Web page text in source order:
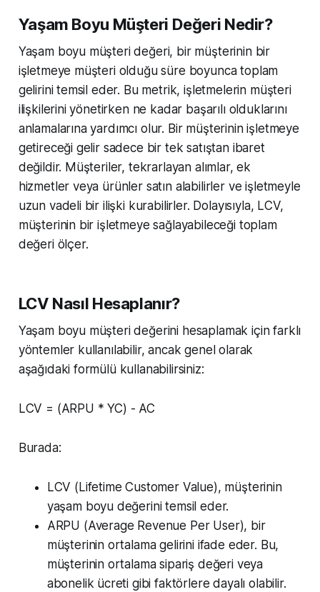
Yaşam Boyu Müşteri Değeri Nedir?
Yaşam boyu müşteri değeri, bir müşterinin bir
işletmeye müşteri olduğu süre boyunca toplam
gelirini temsil eder. Bu metrik, işletmelerin müşteri
ilişkilerini yönetirken ne kadar başarılı olduklarını
anlamalarına yardımcı olur. Bir müşterinin işletmeye
getireceği gelir sadece bir tek satıştan ibaret
değildir. Müşteriler, tekrarlayan alımlar, ek
hizmetler veya ürünler satın alabilirler ve işletmeyle
uzun vadeli bir ilişki kurabilirler. Dolayısıyla, LCV,
müşterinin bir işletmeye sağlayabileceği toplam
değeri ölçer.
LCV Nasıl Hesaplanır?
Yaşam boyu müşteri değerini hesaplamak için farklı
yöntemler kullanılabilir, ancak genel olarak
aşağıdaki formülü kullanabilirsiniz:
LCV = (ARPU * YC) - AC
Burada:
LCV (Lifetime Customer Value), müşterinin
yaşam boyu değerini temsil eder.
ARPU (Average Revenue Per User), bir
müşterinin ortalama gelirini ifade eder. Bu,
müşterinin ortalama sipariş değeri veya
abonelik ücreti gibi faktörlere dayalı olabilir.